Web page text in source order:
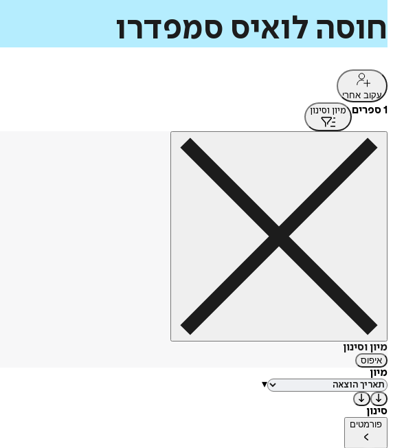
חוסה לואיס סמפדרו
עקוב אחרי
1 ספרים מיון וסינון
מיון וסינון
איפוס
מיון
▾
סינון
פורמטים